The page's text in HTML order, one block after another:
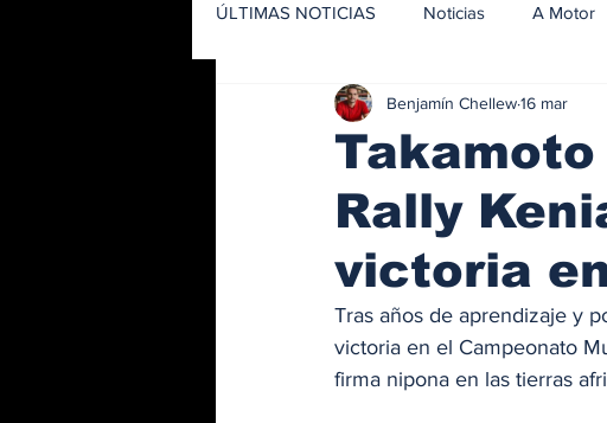
ÚLTIMAS NOTICIAS Noticias A Motor
Rally
victoria
Benjamín Chellew16 mar
Tras años de aprendizaje y
victoria en el Campeonato
firma nipona en las tierras